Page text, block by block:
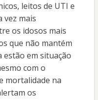
leitos de UTI e
vez mais
os idosos mais
que não mantém
estão em situação
com o
mortalidade na
os